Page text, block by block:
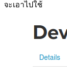
จะเอาไปใช้